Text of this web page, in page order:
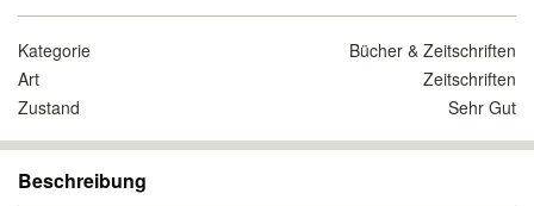
Kategorie
Bücher & Zeitschriften
Art
Zeitschriften
Zustand
Sehr Gut
Beschreibung